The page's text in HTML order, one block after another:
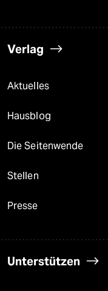
Verlag
Aktuelles
Hausblog
Die Seitenwende
Stellen
Presse
Unterstützen